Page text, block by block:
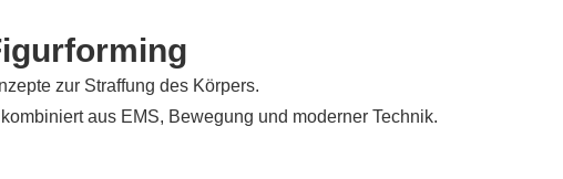
zur Straffung des Körpers.
aus EMS, Bewegung und moderner Technik.